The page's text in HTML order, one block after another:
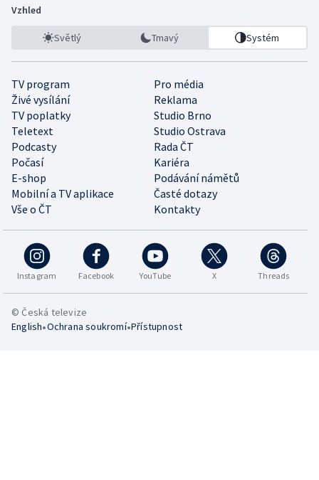
Vzhled
Světlý Tmavý Systém
TV program
Pro média
Živé vysílání
Reklama
TV poplatky
Studio Brno
Teletext
Studio Ostrava
Podcasty
Rada ČT
Počasí
Kariéra
E-shop
Podávání námětů
Mobilní a TV aplikace
Časté dotazy
Vše o ČT
Kontakty
Instagram Facebook YouTube X Threads
© Česká televize
English•Ochrana soukromí•Přístupnost